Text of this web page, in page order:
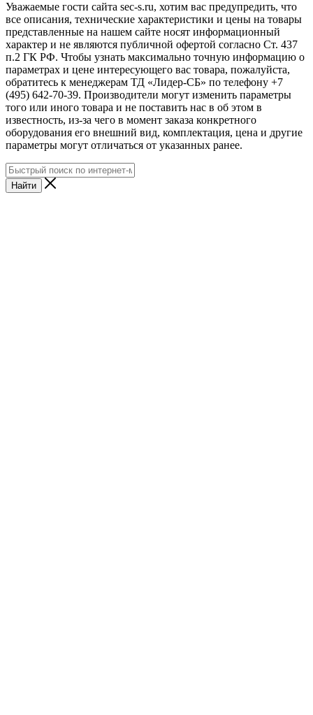
Уважаемые гости сайта sec-s.ru, хотим вас предупредить, что
все описания, технические характеристики и цены на товары
представленные на нашем сайте носят информационный
характер и не являются публичной офертой согласно Ст. 437
п.2 ГК РФ. Чтобы узнать максимально точную информацию о
параметрах и цене интересующего вас товара, пожалуйста,
обратитесь к менеджерам ТД «Лидер-СБ» по телефону +7
(495) 642-70-39. Производители могут изменить параметры
того или иного товара и не поставить нас в об этом в
известность, из-за чего в момент заказа конкретного
оборудования его внешний вид, комплектация, цена и другие
параметры могут отличаться от указанных ранее.
Найти